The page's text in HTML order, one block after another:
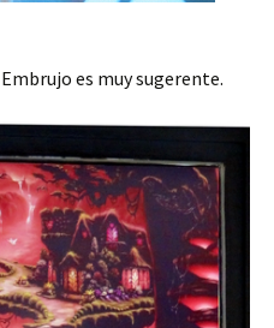
es muy sugerente.